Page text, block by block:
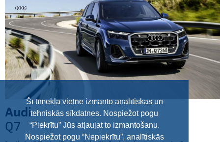
Šī tīmekļa vietne izmanto analītiskās un
tehniskās sīkdatnes. Nospiežot pogu
“Piekrītu” Jūs atļaujat to izmantošanu.
Nospiežot pogu “Nepiekrītu”, analītiskās
Audi
Q7